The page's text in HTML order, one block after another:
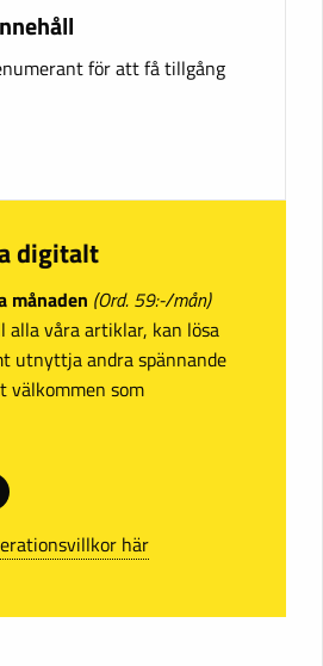
för att få tillgång
digitalt
månaden (Ord. 59:-/mån)
alla våra artiklar, kan lösa
utnyttja andra spännande
välkommen som
här